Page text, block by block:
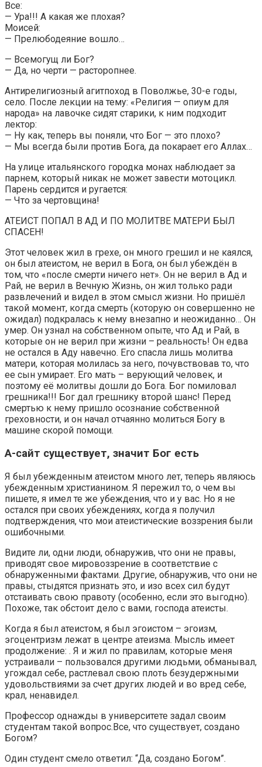
Все:
— Ура!!! А какая же плохая?
Моисей:
— Прелюбодеяние вошло…
— Всемогущ ли Бог?
— Да, но черти — расторопнее.
Антирелигиозный агитпоход в Поволжье, 30-е годы,
село. После лекции на тему: «Религия — опиум для
народа» на лавочке сидят старики, к ним подходит
лектор:
— Ну как, теперь вы поняли, что Бог — это плохо?
— Мы всегда были против Бога, да покарает его Аллах…
На улице итальянского городка монах наблюдает за
парнем, который никак не может завести мотоцикл.
Парень сердится и ругается:
— Что за чертовщина!
АТЕИСТ ПОПАЛ В АД И ПО МОЛИТВЕ МАТЕРИ БЫЛ
СПАСЕН!
Этот человек жил в грехе, он много грешил и не каялся,
он был атеистом, не верил в Бога, он был убеждён в
том, что «после смерти ничего нет». Он не верил в Ад и
Рай, не верил в Вечную Жизнь, он жил только ради
развлечений и видел в этом смысл жизни. Но пришёл
такой момент, когда смерть (которую он совершенно не
ожидал) подкралась к нему внезапно и неожиданно… Он
умер. Он узнал на собственном опыте, что Ад и Рай, в
которые он не верил при жизни – реальность! Он едва
не остался в Аду навечно. Его спасла лишь молитва
матери, которая молилась за него, почувствовав то, что
ее сын умирает. Его мать – верующий человек, и
поэтому её молитвы дошли до Бога. Бог помиловал
грешника!!! Бог дал грешнику второй шанс! Перед
смертью к нему пришло осознание собственной
греховности, и он начал отчаянно молиться Богу в
машине скорой помощи.
А-сайт существует, значит Бог есть
Я был убежденным атеистом много лет, теперь являюсь
убежденным христианином. Я пережил то, о чем вы
пишете, я имел те же убеждения, что и у вас. Но я не
остался при своих убеждениях, когда я получил
подтверждения, что мои атеистические воззрения были
ошибочными.
Видите ли, одни люди, обнаружив, что они не правы,
приводят свое мировоззрение в соответствие с
обнаруженными фактами. Другие, обнаружив, что они не
правы, стыдятся признать это, и изо всех сил будут
отстаивать свою правоту (особенно, если это выгодно).
Похоже, так обстоит дело с вами, господа атеисты.
Когда я был атеистом, я был эгоистом – эгоизм,
эгоцентризм лежат в центре атеизма. Мысль имеет
продолжение: . Я и жил по правилам, которые меня
устраивали – пользовался другими людьми, обманывал,
угождал себе, растлевал свою плоть безудержными
удовольствиями за счет других людей и во вред себе,
крал, ненавидел.
Профессор однажды в университете задал своим
студентам такой вопрос.Все, что существует, создано
Богом?
Один студент смело ответил: “Да, создано Богом”.